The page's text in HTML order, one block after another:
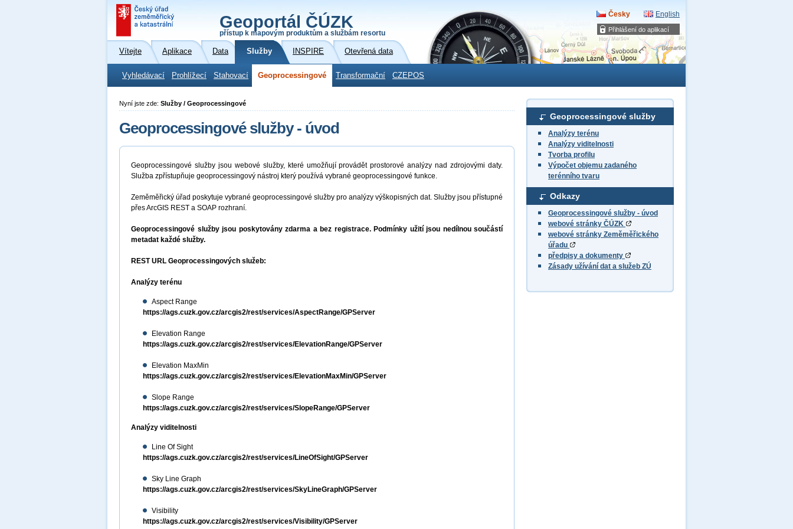
Přihlášení do aplikací
Geoportál ČÚZK
přístup k mapovým produktům a službám resortu
Česky English
Vítejte Aplikace Data Služby INSPIRE Otevřená data
Vyhledávací Prohlížecí Stahovací Geoprocessingové Transformační CZEPOS
Geoprocessingové služby
Analýzy terénu
Analýzy viditelnosti
Tvorba profilu
Výpočet objemu zadaného
terénního tvaru
Odkazy
Geoprocessingové služby - úvod
webové stránky ČÚZK
webové stránky Zeměměřického
úřadu
předpisy a dokumenty
Zásady užívání dat a služeb ZÚ
Nyní jste zde: Služby / Geoprocessingové
Geoprocessingové služby - úvod
Geoprocessingové služby jsou webové služby, které umožňují provádět prostorové analýzy nad zdrojovými daty.
Služba zpřístupňuje geoprocessingový nástroj který používá vybrané geoprocessingové funkce.
Zeměměřický úřad poskytuje vybrané geoprocessingové služby pro analýzy výškopisných dat. Služby jsou přístupné
přes ArcGIS REST a SOAP rozhraní.
Geoprocessingové služby jsou poskytovány zdarma a bez registrace. Podmínky užití jsou nedílnou součástí
metadat každé služby.
REST URL Geoprocessingových služeb:
Analýzy terénu
Aspect Range
https://ags.cuzk.gov.cz/arcgis2/rest/services/AspectRange/GPServer
Elevation Range
https://ags.cuzk.gov.cz/arcgis2/rest/services/ElevationRange/GPServer
Elevation MaxMin
https://ags.cuzk.gov.cz/arcgis2/rest/services/ElevationMaxMin/GPServer
Slope Range
https://ags.cuzk.gov.cz/arcgis2/rest/services/SlopeRange/GPServer
Analýzy viditelnosti
Line Of Sight
https://ags.cuzk.gov.cz/arcgis2/rest/services/LineOfSight/GPServer
Sky Line Graph
https://ags.cuzk.gov.cz/arcgis2/rest/services/SkyLineGraph/GPServer
Visibility
https://ags.cuzk.gov.cz/arcgis2/rest/services/Visibility/GPServer